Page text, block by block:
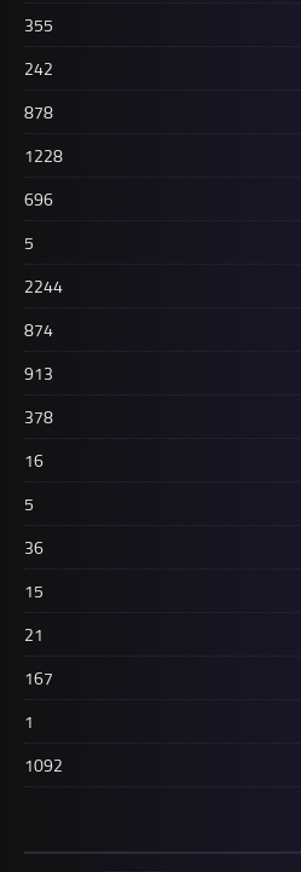
355
242
878
1228
696
5
2244
874
913
378
16
5
36
15
21
167
1
1092